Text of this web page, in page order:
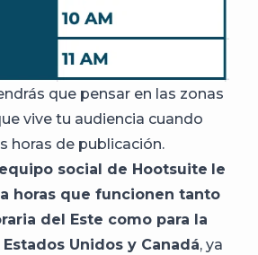
que pensar en las zonas
vive tu audiencia cuando
horas de publicación.
social de Hootsuite le
horas que funcionen tanto
del Este como para la
Unidos y Canadá, ya